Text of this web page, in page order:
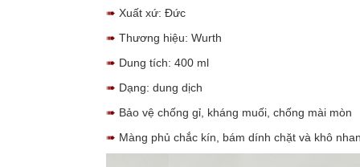
➠ Xuất xứ: Đức
➠ Thương hiệu: Wurth
➠ Dung tích: 400 ml
➠ Dạng: dung dịch
➠ Bảo vệ chống gỉ, kháng muối, chống mài mòn
➠ Màng phủ chắc kín, bám dính chặt và khô